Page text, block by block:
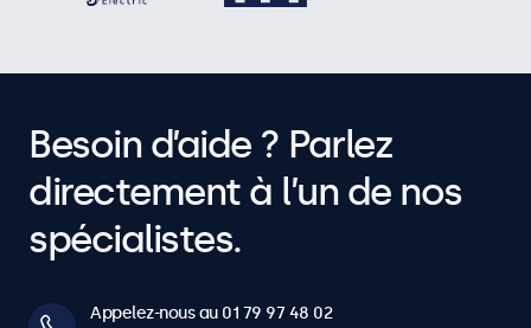
Besoin d’aide ? Parlez
directement à l’un de nos
spécialistes.
Appelez-nous au 01 79 97 48 02